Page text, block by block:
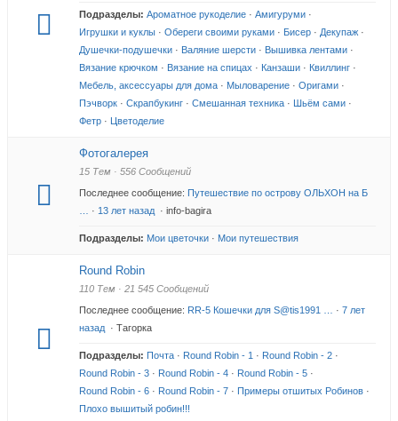
Подразделы: Ароматное рукоделие · Амигуруми ·
Игрушки и куклы · Обереги своими руками · Бисер · Декупаж ·
Душечки-подушечки · Валяние шерсти · Вышивка лентами ·
Вязание крючком · Вязание на спицах · Канзаши · Квиллинг ·
Мебель, аксессуары для дома · Мыловарение · Оригами ·
Пэчворк · Скрапбукинг · Смешанная техника · Шьём сами ·
Фетр · Цветоделие
Фотогалерея
15 Тем · 556 Сообщений
Последнее сообщение: Путешествие по острову ОЛЬХОН на Б
· 13 лет назад · info-bagira
Подразделы: Мои цветочки · Мои путешествия
Round Robin
110 Тем · 21 545 Сообщений
Последнее сообщение: RR-5 Кошечки для S@tis1991 … · 7 лет
назад · Тагорка
Подразделы: Почта · Round Robin - 1 · Round Robin - 2 ·
Round Robin - 3 · Round Robin - 4 · Round Robin - 5 ·
Round Robin - 6 · Round Robin - 7 · Примеры отшитых Робинов ·
Плохо вышитый робин!!!